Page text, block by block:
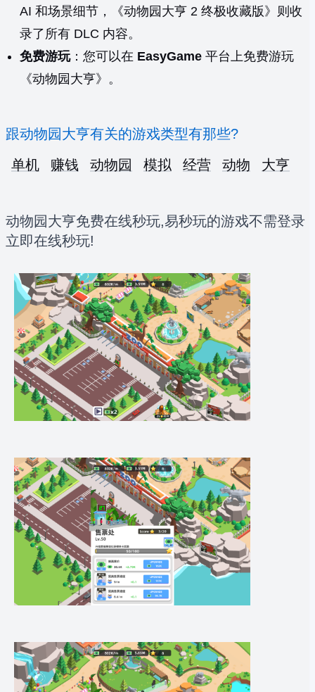
AI 和场景细节，《动物园大亨 2 终极收藏版》则收
录了所有 DLC 内容。
免费游玩：您可以在 EasyGame 平台上免费游玩
《动物园大亨》。
跟动物园大亨有关的游戏类型有那些?
单机
赚钱 动物园 模拟 经营 动物 大亨
动物园大亨免费在线秒玩,易秒玩的游戏不需登录
立即在线秒玩!